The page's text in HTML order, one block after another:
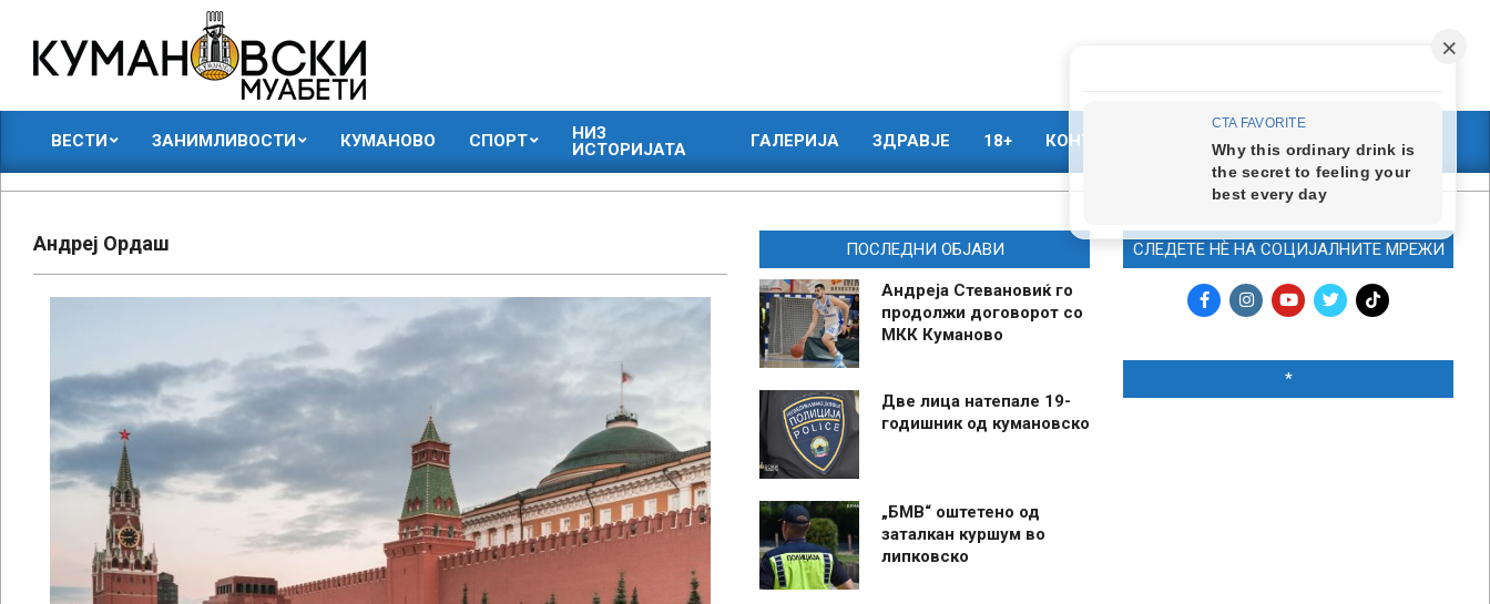
content
КУМАНОВСКИ
МУАБЕТИ
ВЕСТИ ЗАНИМЛИВОСТИ КУМАНОВО СПОРТ
НИЗ
ИСТОРИЈАТА
ГАЛЕРИЈА ЗДРАВЈЕ 18+ КОНТАКТ МАРКЕТИНГ
Андреј Ордаш ПОСЛЕДНИ ОБЈАВИ
Андреја Стевановиќ го
продолжи договорот со
МКК Куманово
Две лица натепале 19-
годишник од кумановско
„БМВ“ оштетено од
заталкан куршум во
липковско
СЛЕДЕТЕ НЀ НА СОЦИЈАЛНИТЕ МРЕЖИ
*